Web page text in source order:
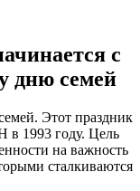
с
дню семей
Этот праздник
в 1993 году. Цель
на важность
сталкиваются